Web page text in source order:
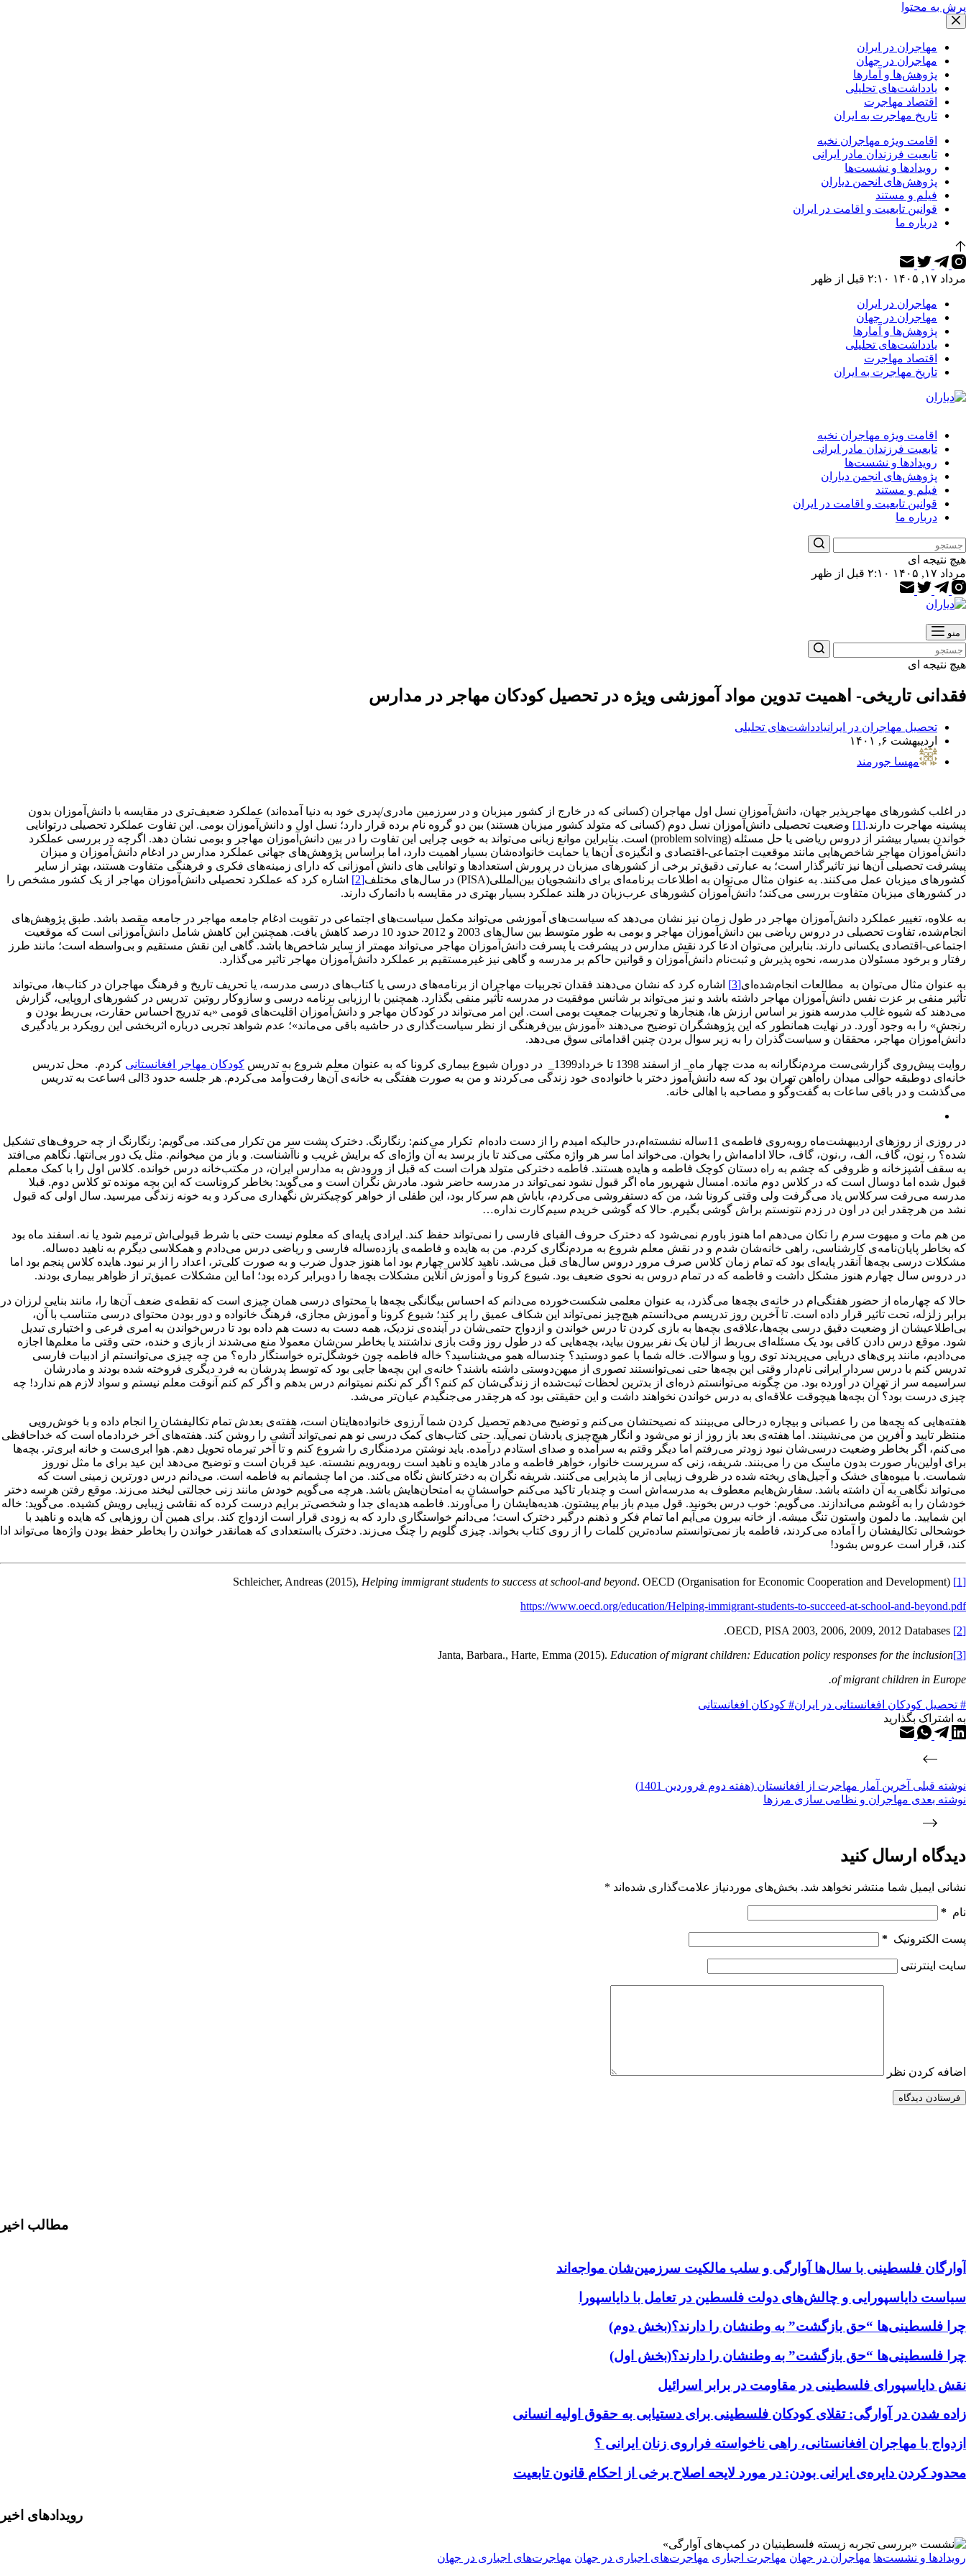
پرش به محتوا
مهاجران در ایران
مهاجران در جهان
پژوهش‌ها و آمارها
یادداشت‌های تحلیلی
اقتصاد مهاجرت
تاریخ مهاجرت به ایران
اقامت ویژه مهاجران نخبه
تابعیت فرزندان مادر ایرانی
رویدادها و نشست‌ها
پژوهش‌های انجمن دیاران
فیلم و مستند
قوانین تابعیت و اقامت در ایران
درباره ما
مرداد ۱۷, ۱۴۰۵ ۲:۱۰ قبل از ظهر
مهاجران در ایران
مهاجران در جهان
پژوهش‌ها و آمارها
یادداشت‌های تحلیلی
اقتصاد مهاجرت
تاریخ مهاجرت به ایران
اقامت ویژه مهاجران نخبه
تابعیت فرزندان مادر ایرانی
رویدادها و نشست‌ها
پژوهش‌های انجمن دیاران
فیلم و مستند
قوانین تابعیت و اقامت در ایران
درباره ما
هیچ نتیجه ای
مرداد ۱۷, ۱۴۰۵ ۲:۱۰ قبل از ظهر
منو
هیچ نتیجه ای
فقدانی تاریخی- اهمیت تدوین مواد آموزشی ویژه در تحصیل کودکان مهاجر در مدارس
تحصیل مهاجران در ایرانیادداشت‌های تحلیلی
اردیبهشت ۶, ۱۴۰۱
مهسا جورمند
در اغلب کشورهای مهاجرپذیر جهان، دانش‌آموزان نسل اول مهاجران (کسانی که در خارج از کشور میزبان و در سرزمین مادری/پدری خود به دنیا آمده‌اند) عملکرد ضعیف‌تری در مقایسه با دانش‌آموزان بدون
پیشینه مهاجرت دارند.[1]
وضعیت تحصیلی دانش‌آموزان نسل دوم (کسانی که متولد کشور میزبان هستند) بین دو گروه نام برده قرار دارد؛ نسل اول و دانش‌آموزان بومی. این تفاوت عملکرد تحصیلی درتوانایی
خواندن بسیار بیشتر از دروس ریاضی یا حل مسئله (problem solving) است. بنابراین موانع زبانی می‌تواند به خوبی چرایی این تفاوت را در بین دانش‌آموزان مهاجر و بومی نشان دهد. اگرچه در بررسی عملکرد
دانش‌آموزان مهاجر شاخص‌‌هایی مانند موقعیت اجتماعی-اقتصادی و انگیزه‌ی آن‌ها یا حمایت خانواده‌شان بسیار اهمیت دارد، اما براساس پژوهش‌های جهانی عملکرد مدارس در ادغام دانش‌آموزان و میزان
پیشرفت تحصیلی آن‌ها نیز تاثیرگذار است؛ به عبارتی دقیق‌تر برخی از کشورهای میزبان در پرورش استعدادها و توانایی های دانش آموزانی که دارای زمینه‌های فکری و فرهنگی متفاوت هستند، بهتر از سایر
کشورهای میزبان عمل می‌کنند. به عنوان مثال می‌توان به اطلاعات برنامه‌ای برای دانشجویان بین‌المللی(PISA) در سال‌های مختلف
[2]
اشاره کرد که عملکرد تحصیلی دانش‌آموزان مهاجر از یک کشور مشخص را
در کشورهای میزبان متفاوت بررسی می‌کند؛ دانش‌آموزان کشورهای عرب‌زبان در هلند عملکرد بسیار بهتری در مقایسه با دانمارک دارند.
به علاوه، تغییر عملکرد دانش‌آموزان مهاجر در طول زمان نیز نشان می‌دهد که سیاست‌های آموزشی می‌تواند مکمل سیاست‌های اجتماعی در تقویت ادغام جامعه مهاجر در جامعه مقصد باشد. طبق پژوهش‌های
انجام‌شده، تفاوت تحصیلی در دروس ریاضی بین دانش‌آموزان مهاجر و بومی به طور متوسط بین سال‌های 2003 و 2012 حدود 10 درصد کاهش یافت. همچنین این کاهش شامل دانش‌آموزانی است که موقعیت
اجتماعی-اقتصادی یکسانی دارند. بنابراین می‌توان ادعا کرد نقش مدارس در پیشرفت یا پسرفت دانش‌آموزان مهاجر می‌تواند مهمتر از سایر شاخص‌ها باشد. گاهی این نقش مستقیم و بی‌واسطه است؛ مانند طرز
رفتار و برخود مسئولان مدرسه، نحوه پذیرش و ثبت‌نام دانش‌آموزان و قوانین حاکم بر مدرسه و گاهی نیز غیرمستقیم بر عملکرد دانش‌آموزان مهاجر تاثیر می‌گذارد.
به عنوان مثال می‌توان به مطالعات انجام‌شده‌ا‌ی[3]
اشاره کرد که نشان می‌دهند فقدان تجربیات مهاجران از برنامه‌های درسی یا کتاب‌های درسی مدرسه، یا تحریف تاریخ و فرهنگ مهاجران در کتاب‌ها، می‌تواند
تأثیر منفی بر عزت نفس دانش‌آموزان مهاجر داشته باشد و نیز می‌تواند بر شانس موفقیت در مدرسه تأثیر منفی بگذارد. همچنین با ارزیابی برنامه درسی و سازوکار روتین تدریس در کشورهای اروپایی، گزارش
می‌دهند که شیوه غالب مدرسه هنوز بر اساس ارزش ها، هنجارها و تجربیات جمعیت بومی است. این امر می‌تواند در کودکان مهاجر و دانش‌آموزان اقلیت‌های قومی «به تدریج احساس حقارت، بی‌ربط بودن و
رنجش» را به وجود آورد. در نهایت همانطور که این پژوهشگران توضیح می‌دهند «آموزش بین‌فرهنگی از نظر سیاست‌گذاری در حاشیه باقی می‌ماند»؛ عدم شواهد تجربی درباره‌ اثربخشی این رویکرد بر یادگیری
دانش‌آموزان مهاجر، محققان و سیاست‌گذران را به زیر سوال بردن چنین اقداماتی سوق می‌دهد.
روایت پیش‌روی گزارشی‌ست مردم‌نگارانه به مدت چهار ماه_ از اسفند 1398 تا خرداد1399_ در دوران شیوع بیماری کرونا که به عنوان معلم شروع به تدریس کودکان مهاجر افغانستانی کردم. محل تدریس
خانه‌ای دوطبقه حوالی میدان راه‌آهن تهران بود که سه دانش‌آموز دختر با خانواده‌ی خود زندگی می‌کردند و من به صورت هفتگی به خانه‌ی آن‌ها رفت‌وآمد می‌کردم. هر جلسه حدود 3الی 4ساعت به تدریس
می‌گذشت و در باقی ساعات به گفت‌وگو و مصاحبه با اهالی خانه.
در روزی از روزهای اردیبهشت‌ماه روبه‌روی فاطمه‌ی 11ساله نشسته‌ام،در حالیکه امیدم را از دست داده‌ام تکرار می‌کنم: رنگارنگ. دخترک پشت سر من تکرار می‌کند. می‌گویم: رنگارنگ از چه حروف‌های تشکیل
شده؟ ر، نون، گاف، الف، ر،نون، گاف، حالا ادامه‌اش را بخوان. می‌خواند اما سر هر واژه مکثی می‌کند تا باز برسد به آن واژه‌ای که برایش غریب و ناآشناست. و باز من میخوانم. مثل یک دور بی‌انتها. نگاهم می‌افتد
به سقف آشپزخانه و ظروفی که چشم به راه دستان کوچک فاطمه و هایده هستند. فاطمه دخترکی متولد هرات است که قبل از ورودش به مدارس ایران، در مکتب‌خانه درس خوانده. کلاس اول را با کمک معملم
قبول شده اما دوسال است که در کلاس دوم مانده. امسال شهریور ماه اگر قبول نشود نمی‌تواند در مدرسه حاضر شود. مادرش نگران است و می‌گوید: بخاطر کروناست که این بچه مونده تو کلاس دوم. قبلا
مدرسه می‌رفت سرکلاس یاد می‌گرفت ولی وقتی کرونا شد، من که دستفروشی می‌کردم، باباش هم سرکار بود، این طفلی از خواهر کوچیکترش نگهداری می‌کرد و به خونه زندگی میرسید. سال اولی که قبول
نشد من هرچقدر این در اون در زدم نتونستم براش گوشی بگیرم. حالا که گوشی خریدم سیم‌کارت نداره…
من هم مات و مبهوت سرم را تکان می‌دهم اما هنوز باورم نمی‌شود که دخترک حروف الفبای فارسی را نمی‌تواند حفظ کند. ایرادی پایه‌ای که معلوم نیست حتی با شرط قبولی‌اش ترمیم شود یا نه. اسفند ماه بود
که بخاطر پایان‌نامه‌ی کارشناسی، راهی خانه‌‌شان شدم و در نقش معلم شروع به مردم‌نگاری کردم. من به هایده و فاطمه‌ی یازده‌ساله فارسی و ریاضی درس می‌دادم و همکلاسی دیگرم به ناهید ده‌ساله.
مشکلات درسی بچه‌ها آنقدر پایه‌ای بود که تمام زمان کلاس صرف مرور دروس سال‌های قبل می‌شد. ناهید کلاس چهارم بود اما هنوز جدول ضرب و به صورت کلی‌تر، اعداد را از بر نبود. هایده کلاس پنجم بود اما
در دروس سال چهارم هنوز مشکل داشت و فاطمه که در تمام دروس به نحوی ضعیف بود. شیوع کرونا و آموزش آنلاین مشکلات بچه‌ها را دوبرابر کرده بود؛ اما این مشکلات عمیق‌تر از ظواهر بیماری بودند.
حالا که چهارماه از حضور هفتگی‌ام در خانه‌ی بچه‌ها می‌گذرد، به عنوان معلمی شکست‌خورده می‌دانم که احساس بیگانگی بچه‌ها با محتوای درسی همان چیزی است که نقطه‌ی ضعف آن‌ها را، مانند بنایی لرزان در
برابر زلزله، تحت تاثیر قرار داده است. تا آخرین روز تدریسم می‌دانستم هیچ‌چیز نمی‌تواند این شکاف عمیق را پر کند؛ شیوع کرونا و آموزش مجازی، فرهنگ خانواده و دور بودن محتوای درسی متناسب با آن،
بی‌اطلاعیشان از وضعیت دقیق درسی بچه‌ها،علاقه‌ی بچه‌ها به بازی کردن تا درس خواندن و ازدواج حتمی‌شان در آینده‌ی نزدیک، همه دست به دست هم داده بود تا درس‌خواندن به امری فرعی و اختیاری تبدیل
شود. موقع درس دادن کافی بود یک مسئله‌‌ای بی‌ربط از لبان یک نفر بیرون بیاید، بچه‌هایی که در طول روز وقت بازی نداشتند یا بخاطر سن‌شان معمولا منع می‌شدند از بازی و خنده، حتی وقتی ما معلم‌ها اجازه
می‌دادیم، مانند پری‌های دریایی می‌پریدند توی رویا و سوالات. خاله شما با عمو دوستید؟ چندساله همو می‌شناسید؟ خاله فاطمه چون خوشگل‌تره خواستگار داره؟ من چه چیزی می‌توانستم از ادبیات فارسی
تدریس کنم با درس سردار ایرانی نام‌دار وقتی این بچه‌ها حتی نمی‌توانستند تصوری از میهن‌دوستی داشته باشند؟ خانه‌ی این بچه‌ها جایی بود که توسط پدرشان به فرد دیگری فروخته شده بودند و مادرشان
سراسیمه سر از تهران در آورده بود. من چگونه می‌توانستم ذره‌ای از بدترین لحظات ثبت‌شده از زندگی‌شان کم کنم؟ اگر کم نکنم نمیتوانم درس بدهم و اگر کم کنم آنوقت معلم نیستم و سواد لازم هم ندارد! چه
چیزی درست بود؟ آن بچه‌ها هیچوقت علاقه‌ای به درس خواندن نخواهند داشت و این حقیقتی بود که هرچقدر می‌جنگیدم عیان‌تر می‌شد.
هفته‌هایی که بچه‌ها من را عصبانی و بیچاره درحالی می‌بینند که نصیحتشان می‌کنم و توضیح می‌دهم تحصیل کردن شما آرزوی خانواده‌هایتان است، هفته‌ی بعدش تمام تکالیفشان را انجام داده و با خوش‌رویی
منتظر تایید و آفرین من می‌نشینند. اما هفته‌ی بعد باز روز از نو می‌شود و انگار هیچ‌چیزی یادشان نمی‌آید. حتی کتاب‌های کمک‌ درسی نو هم نمی‌تواند آتشی را روشن کند. هفته‌های آخر خردادماه است که خداحافظی
می‌کنم، اگر بخاطر وضعیت درسی‌شان نبود زودتر می‌رفتم اما دیگر وقتم به سرآمده و صدای استادم درآمده. باید نوشتن مردمنگاری را شروع کنم و تا آخر تیرماه تحویل دهم. هوا ابری‌ست و خانه‌ ابری‌تر. بچه‌ها
برای اولین‌بار صورت بدون ماسک من را می‌بنند. شریفه، زنی که سرپرست خانوار، خواهر فاطمه و مادر هایده و ناهید است روبه‌رویم نشسته. عید قربان است و توضیح می‌دهد این عید برای ما مثل نوروز
شماست. با میوه‌های خشک و آجیل‌های ریخته شده در ظروف زیبایی از ما پذیرایی می‌کنند. شریفه نگران به دخترکانش نگاه می‌کند. من اما چشمانم به فاطمه است. می‌دانم درس دورترین زمینی است که
می‌تواند نگاهی به آن داشته باشد. سفارش‌هایم معطوف به مدرسه‌اش است و چندبار تاکید می‌کنم حواسشان به امتحان‌هایش باشد. هرچه می‌گویم خودش مانند زنی خجالتی لبخند می‌زند. موقع رفتن هرسه دختر
خودشان را به آغوشم می‌اندازند. می‌گویم: خوب درس بخونید. قول میدم باز بیام پیشتون. هدیه‌هایشان را می‌آورند. فاطمه هدیه‌ای جدا و شخصی‌تر برایم درست کرده که نقاشی زیبایی رویش کشیده. می‌گوید: خاله
این شمایید. ما دلمون واستون تنگ میشه. از خانه بیرون می‌آیم اما تمام فکر و ذهنم درگیر دخترک است؛ می‌دانم خواستگاری دارد که به زودی قرار است ازدواج کند. برای همین آن روزهایی که هایده و ناهید با
خوشحالی تکالیفشان را آماده می‌کردند، فاطمه باز نمی‌توانستم ساده‌ترین کلمات را از روی کتاب بخواند. چیزی گلویم را چنگ می‌زند. دخترک بااستعدادی که همانقدر خواندن را بخاطر حفظ بودن واژه‌ها می‌تواند ادا
کند، قرار است عروس بشود!
[1]
Helping immigrant students to success at school-and beyond. OECD (Organisation for Economic Cooperation and Development)
https://www.oecd.org/education/Helping-immigrant-students-to-succeed-at-school-and-beyond.pdf
[2]
[3]
Janta, Barbara., Harte, Emma (2015). Education of migrant children: Education policy responses for the inclusion
of migrant children in Europe.
# تحصیل کودکان افغانستانی در ایران# کودکان افغانستانی
به اشتراک بگذارید
نوشته قبلی آخرین آمار مهاجرت از افغانستان (هفته دوم فروردین 1401)
نوشته بعدی مهاجران و نظامی سازی مرزها
دیدگاه ارسال کنید
نشانی ایمیل شما منتشر نخواهد شد. بخش‌های موردنیاز علامت‌گذاری شده‌اند *
نام *
پست الکترونیک *
سایت اینترنتی
اضافه کردن نظر
فرستادن دیدگاه
مطالب اخیر
آوارگان فلسطینی با سال‌ها آوارگی و سلب مالكيت سرزمين‌شان مواجه‌اند
سیاست دایاسپورایی و چالش‌های دولت فلسطین در تعامل با دایاسپورا
چرا فلسطینی‌ها “حق بازگشت” به وطنشان‌ را دارند؟(بخش دوم)
چرا فلسطینی‌ها “حق بازگشت” به وطنشان‌ را دارند؟(بخش اول)
نقش دایاسپورای فلسطینی در مقاومت در برابر اسرائیل
زاده شدن در آوارگی: تقلای کودکان فلسطینی برای دستیابی به حقوق اولیه انسانی
ازدواج با مهاجران افغانستانی، راهی ناخواسته فراروی زنان ایرانی ؟
محدود کردن دایره‌ی ایرانی بودن: در مورد لایحه اصلاح برخی از احکام قانون تابعیت
رویدادهای اخیر
رویدادها و نشست‌ها مهاجران در جهان مهاجرت اجباری مهاجرت‌های اجباری در جهان مهاجرت‌های اجباری در جهان